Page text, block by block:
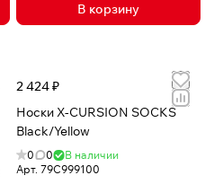
В корзину
2 424 ₽
Носки X-CURSION SOCKS
Black/Yellow
0 0
В наличии
Арт. 79C999100